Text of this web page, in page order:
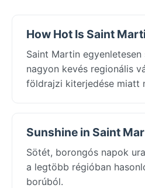
How Hot Is Saint
Saint Martin
nagyon kevés regionális
földrajzi kiterjedése miatt
Sunshine in Saint
Sötét, borongós napok
a legtöbb régióban
borúból.